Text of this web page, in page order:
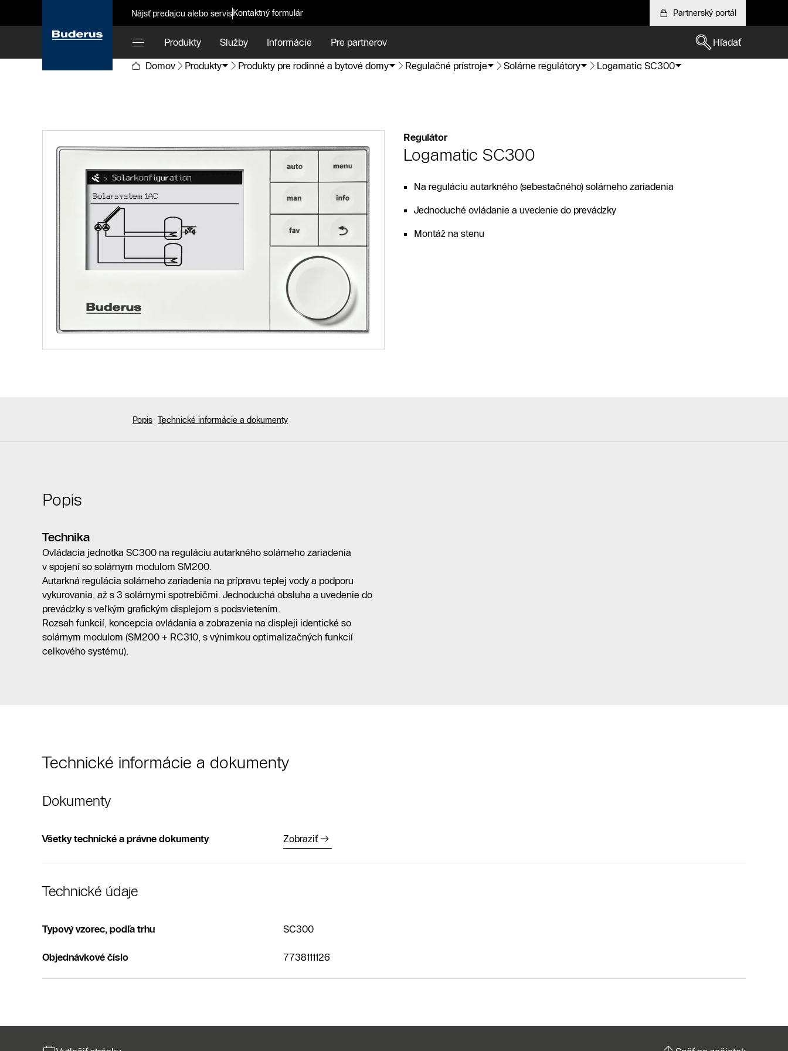
Nájsť predajcu alebo servisKontaktný formulár Partnerský portál
Produkty Služby Informácie Pre partnerov
Hľadať
Domov
Produkty Produkty pre rodinné a bytové domy Regulačné prístroje Solárne regulátory Logamatic SC300
Regulátor
Logamatic SC300
Na reguláciu autarkného (sebestačného) solárneho zariadenia
Jednoduché ovládanie a uvedenie do prevádzky
Montáž na stenu
Popis Technické informácie a dokumenty
Popis
Technika
Ovládacia jednotka SC300 na reguláciu autarkného solárneho zariadenia
v spojení so solárnym modulom SM200.
Autarkná regulácia solárneho zariadenia na prípravu teplej vody a podporu
vykurovania, až s 3 solárnymi spotrebičmi. Jednoduchá obsluha a uvedenie do
prevádzky s veľkým grafickým displejom s podsvietením.
Rozsah funkcií, koncepcia ovládania a zobrazenia na displeji identické so
solárnym modulom (SM200 + RC310, s výnimkou optimalizačných funkcií
celkového systému).
Technické informácie a dokumenty
Dokumenty
Všetky technické a právne dokumenty Zobraziť
Technické údaje
Typový vzorec, podľa trhu SC300
Objednávkové číslo 7738111126